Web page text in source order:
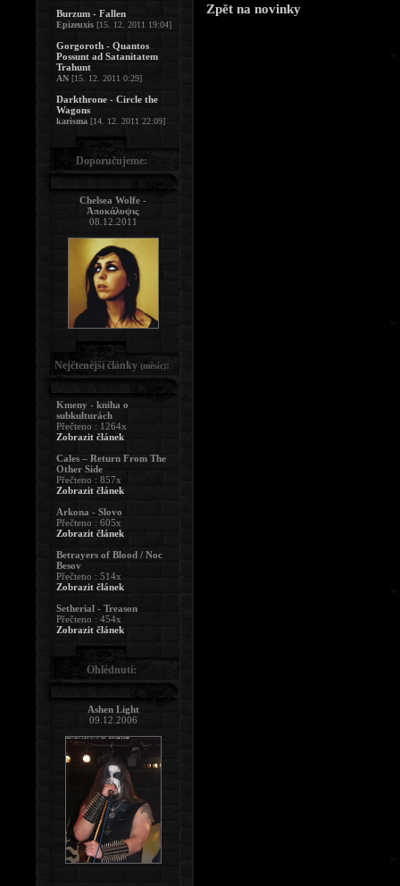
Zpět na novinky
Burzum - Fallen
Epizeuxis [15. 12. 2011 19:04]
Gorgoroth - Quantos
Possunt ad Satanitatem
Trahunt
AN [15. 12. 2011 0:29]
Darkthrone - Circle the
Wagons
karisma [14. 12. 2011 22:09]
Doporučujeme:
Chelsea Wolfe -
Ἀποκάλυψις
08.12.2011
Nejčtenější články (měsíc):
Kmeny - kniha o
subkulturách
Přečteno : 1264x
Zobrazit článek
Cales – Return From The
Other Side
Přečteno : 857x
Zobrazit článek
Arkona - Slovo
Přečteno : 605x
Zobrazit článek
Betrayers of Blood / Noc
Besov
Přečteno : 514x
Zobrazit článek
Setherial - Treason
Přečteno : 454x
Zobrazit článek
Ohlédnutí:
Ashen Light
09.12.2006